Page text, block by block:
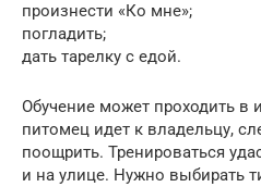
произнести «Ко мне»;
погладить;
дать тарелку с едой.
Обучение может проходить в
питомец идет к владельцу,
поощрить. Тренироваться
и на улице. Нужно выбирать